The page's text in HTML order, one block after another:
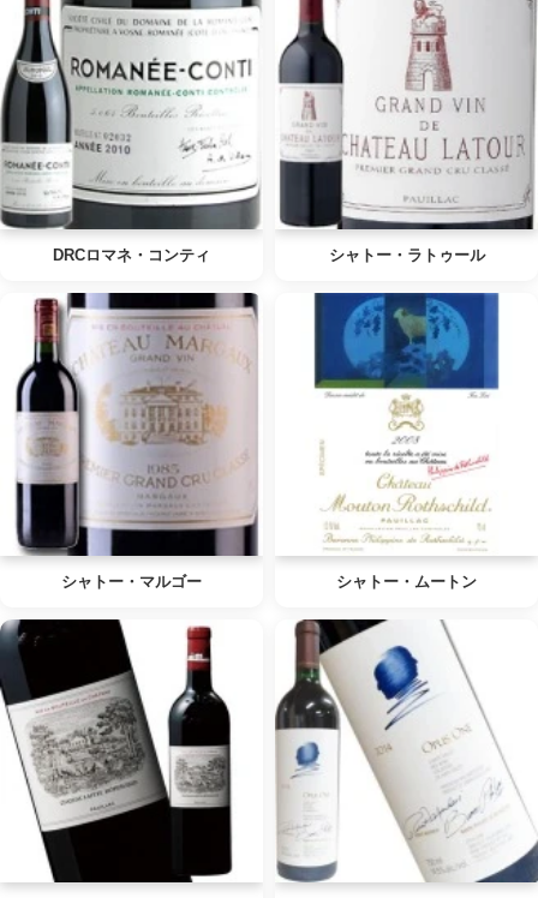
DRCロマネ・コンティ シャトー・ラトゥール
シャトー・マルゴー シャトー・ムートン